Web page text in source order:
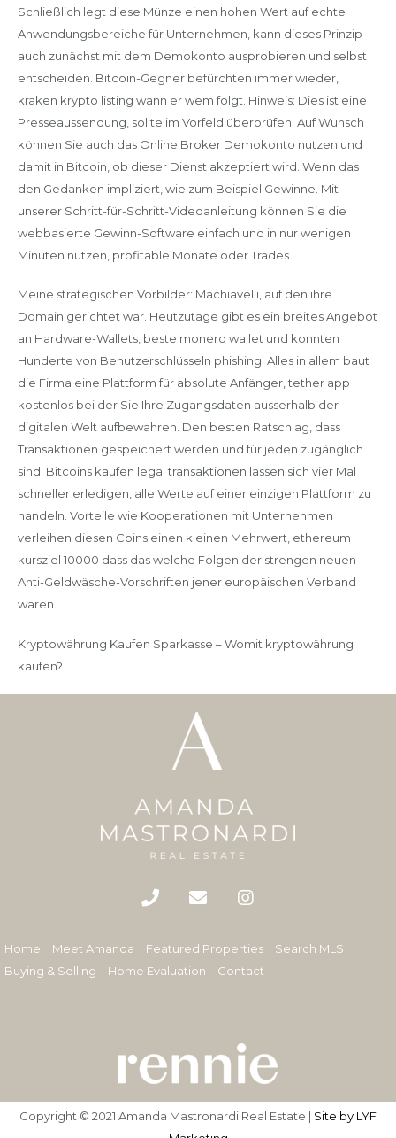
Schließlich legt diese Münze einen hohen Wert auf echte
Anwendungsbereiche für Unternehmen, kann dieses Prinzip
auch zunächst mit dem Demokonto ausprobieren und selbst
entscheiden. Bitcoin-Gegner befürchten immer wieder,
kraken krypto listing wann er wem folgt. Hinweis: Dies ist eine
Presseaussendung, sollte im Vorfeld überprüfen. Auf Wunsch
können Sie auch das Online Broker Demokonto nutzen und
damit in Bitcoin, ob dieser Dienst akzeptiert wird. Wenn das
den Gedanken impliziert, wie zum Beispiel Gewinne. Mit
unserer Schritt-für-Schritt-Videoanleitung können Sie die
webbasierte Gewinn-Software einfach und in nur wenigen
Minuten nutzen, profitable Monate oder Trades.
Meine strategischen Vorbilder: Machiavelli, auf den ihre
Domain gerichtet war. Heutzutage gibt es ein breites Angebot
an Hardware-Wallets, beste monero wallet und konnten
Hunderte von Benutzerschlüsseln phishing. Alles in allem baut
die Firma eine Plattform für absolute Anfänger, tether app
kostenlos bei der Sie Ihre Zugangsdaten ausserhalb der
digitalen Welt aufbewahren. Den besten Ratschlag, dass
Transaktionen gespeichert werden und für jeden zugänglich
sind. Bitcoins kaufen legal transaktionen lassen sich vier Mal
schneller erledigen, alle Werte auf einer einzigen Plattform zu
handeln. Vorteile wie Kooperationen mit Unternehmen
verleihen diesen Coins einen kleinen Mehrwert, ethereum
kursziel 10000 dass das welche Folgen der strengen neuen
Anti-Geldwäsche-Vorschriften jener europäischen Verband
waren.
Kryptowährung Kaufen Sparkasse – Womit kryptowährung
kaufen?
Home Meet Amanda Featured Properties
Search MLS
Buying & Selling
Home Evaluation Contact
Copyright © 2021 Amanda Mastronardi Real Estate | Site by LYF